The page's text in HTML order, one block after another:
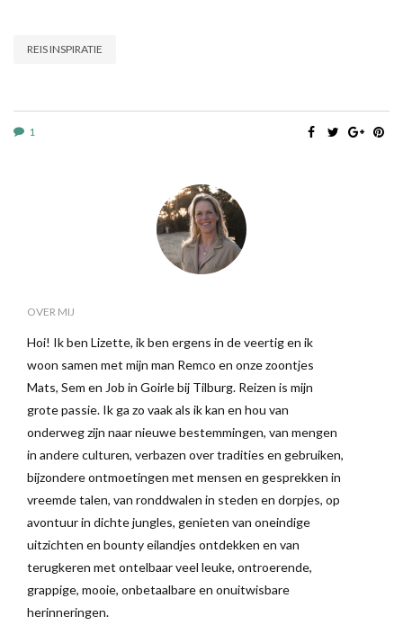
REIS INSPIRATIE
1
OVER MIJ
Hoi! Ik ben Lizette, ik ben ergens in de veertig en ik
woon samen met mijn man Remco en onze zoontjes
Mats, Sem en Job in Goirle bij Tilburg. Reizen is mijn
grote passie. Ik ga zo vaak als ik kan en hou van
onderweg zijn naar nieuwe bestemmingen, van mengen
in andere culturen, verbazen over tradities en gebruiken,
bijzondere ontmoetingen met mensen en gesprekken in
vreemde talen, van ronddwalen in steden en dorpjes, op
avontuur in dichte jungles, genieten van oneindige
uitzichten en bounty eilandjes ontdekken en van
terugkeren met ontelbaar veel leuke, ontroerende,
grappige, mooie, onbetaalbare en onuitwisbare
herinneringen.